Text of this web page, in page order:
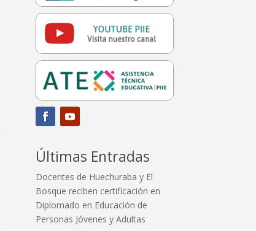
Últimas Entradas
Docentes de Huechuraba y El
Bosque reciben certificación en
Diplomado en Educación de
Personas Jóvenes y Adultas